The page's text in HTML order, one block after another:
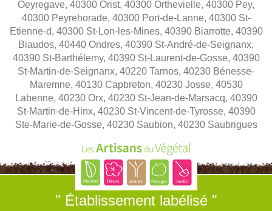
Oeyregave, 40300 Orist, 40300 Orthevielle, 40300 Pey,
40300 Peyrehorade, 40300 Port-de-Lanne, 40300 St-
Etienne-d, 40300 St-Lon-les-Mines, 40390 Biarrotte, 40390
Biaudos, 40440 Ondres, 40390 St-André-de-Seignanx,
40390 St-Barthélemy, 40390 St-Laurent-de-Gosse, 40390
St-Martin-de-Seignanx, 40220 Tarnos, 40230 Bénesse-
Maremne, 40130 Capbreton, 40230 Josse, 40530
Labenne, 40230 Orx, 40230 St-Jean-de-Marsacq, 40390
St-Martin-de-Hinx, 40230 St-Vincent-de-Tyrosse, 40390
Ste-Marie-de-Gosse, 40230 Saubion, 40230 Saubrigues
" Établissement labélisé "